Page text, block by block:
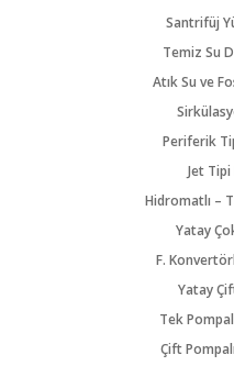
Santrifüj
Temiz Su
Atık Su ve
Periferik
Jet
Hidromatlı –
Yatay
F.
Yatay
Tek
Çift